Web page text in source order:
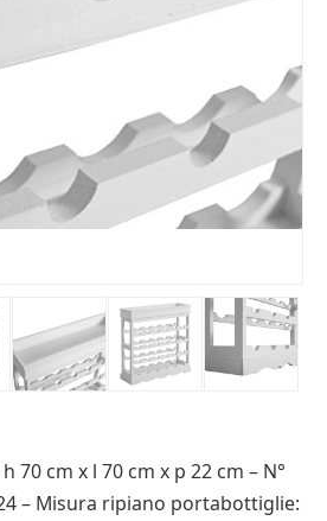
70 cm x l 70 cm x p 22 cm – N°
– Misura ripiano portabottiglie: